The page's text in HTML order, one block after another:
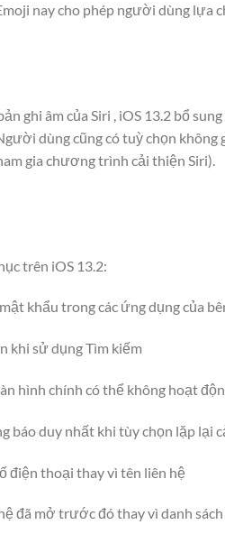
nay cho phép người dùng lựa
ghi âm của Siri , iOS 13.2 bổ
dùng cũng có tuỳ chọn
gia chương trình cải thiện Siri).
trên iOS 13.2:
khẩu trong các ứng dụng của
khi sử dụng Tìm kiếm
hình chính có thể không hoạt
báo duy nhất khi tùy chọn lặp lại
điện thoại thay vì tên liên hệ
đã mở trước đó thay vì danh